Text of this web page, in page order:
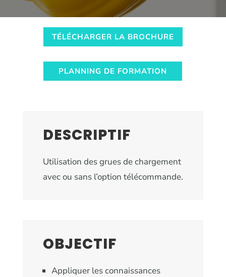
TÉLÉCHARGER LA BROCHURE
PLANNING DE FORMATION
DESCRIPTIF
Utilisation des grues de chargement
avec ou sans l’option télécommande.
OBJECTIF
Appliquer les connaissances